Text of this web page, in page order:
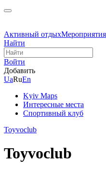
Активный отдыхМероприятия
Найти
Войти
Добавить
UaRuEn
Kyiv Maps
Интересные места
Спортивный клуб
Toyvoclub
Toyvoclub